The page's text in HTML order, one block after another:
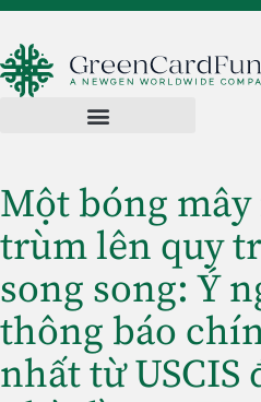
Một bóng
trùm lên quy
song song: Ý
thông báo
nhất từ USCIS